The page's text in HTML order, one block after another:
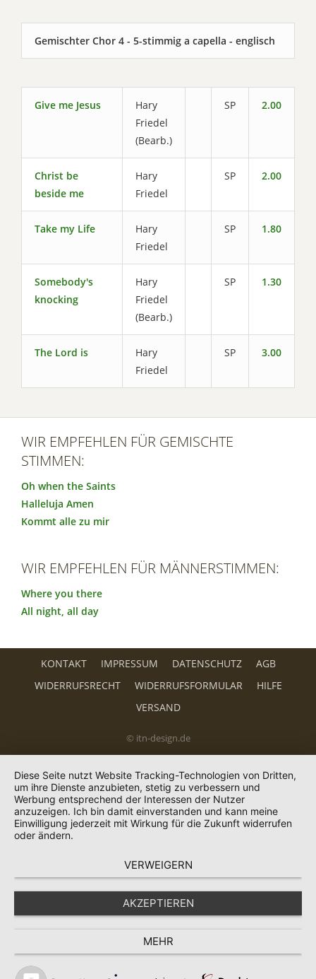
Gemischter Chor 4 - 5-stimmig a capella - englisch
Give me Jesus
Hary
Friedel
(Bearb.)
SP 2.00
Christ be
beside me
Hary
Friedel
SP 2.00
Take my Life
Hary
Friedel
SP 1.80
Somebody's
knocking
Hary
Friedel
(Bearb.)
SP 1.30
The Lord is
Hary
Friedel
SP 3.00
WIR EMPFEHLEN FÜR GEMISCHTE
STIMMEN:
Oh when the Saints
Halleluja Amen
Kommt alle zu mir
WIR EMPFEHLEN FÜR MÄNNERSTIMMEN:
Where you there
All night, all day
KONTAKT IMPRESSUM DATENSCHUTZ
AGB
WIDERRUFSRECHT
WIDERRUFSFORMULAR
HILFE
VERSAND
© itn-design.de
Diese Seite nutzt Website Tracking-Technologien von Dritten,
um ihre Dienste anzubieten, stetig zu verbessern und
Werbung entsprechend der Interessen der Nutzer
anzuzeigen. Ich bin damit einverstanden und kann meine
Einwilligung jederzeit mit Wirkung für die Zukunft widerrufen
oder ändern.
VERWEIGERN
AKZEPTIEREN
MEHR